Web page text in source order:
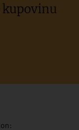
kupovinu